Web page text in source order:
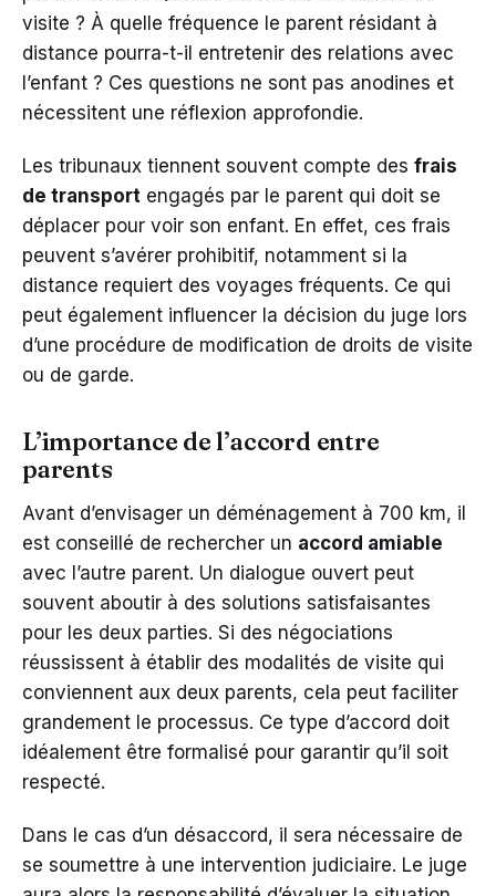
visite ? À quelle fréquence le parent résidant à
distance pourra-t-il entretenir des relations avec
l’enfant ? Ces questions ne sont pas anodines et
nécessitent une réflexion approfondie.
Les tribunaux tiennent souvent compte des frais
de transport engagés par le parent qui doit se
déplacer pour voir son enfant. En effet, ces frais
peuvent s’avérer prohibitif, notamment si la
distance requiert des voyages fréquents. Ce qui
peut également influencer la décision du juge lors
d’une procédure de modification de droits de visite
ou de garde.
L’importance de l’accord entre
parents
Avant d’envisager un déménagement à 700 km, il
est conseillé de rechercher un accord amiable
avec l’autre parent. Un dialogue ouvert peut
souvent aboutir à des solutions satisfaisantes
pour les deux parties. Si des négociations
réussissent à établir des modalités de visite qui
conviennent aux deux parents, cela peut faciliter
grandement le processus. Ce type d’accord doit
idéalement être formalisé pour garantir qu’il soit
respecté.
Dans le cas d’un désaccord, il sera nécessaire de
se soumettre à une intervention judiciaire. Le juge